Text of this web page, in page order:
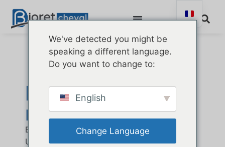
Merci pour votre
message
Et pour votre intérêt pour Bioret Cheval !
Un représentant du service commercial
We've detected you might be
speaking a different language.
Do you want to change to:
English
Change Language